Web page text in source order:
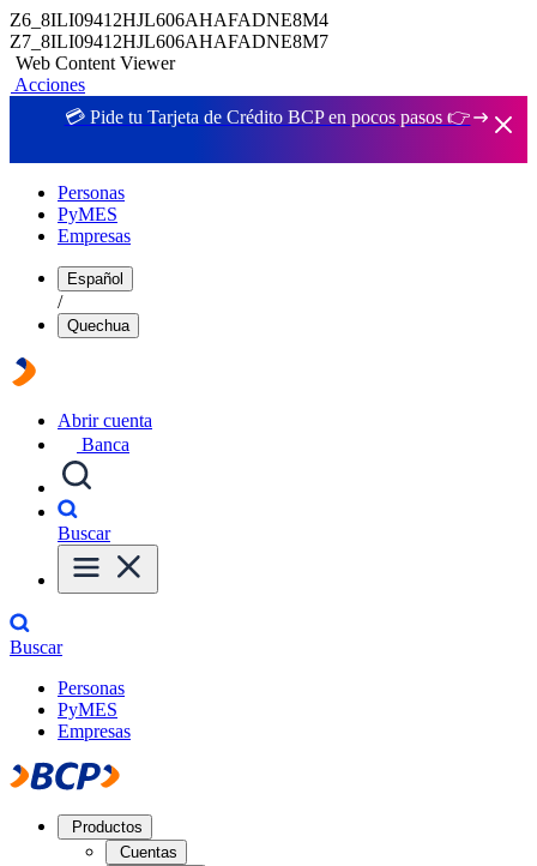
Z6_8ILI09412HJL606AHAFADNE8M4
Z7_8ILI09412HJL606AHAFADNE8M7
Web Content Viewer
Acciones
💳 Pide tu Tarjeta de Crédito BCP en pocos pasos 👉
Personas
PyMES
Empresas
Español
/
Quechua
Abrir cuenta
Banca
Buscar
Buscar
Personas
PyMES
Empresas
Productos
Cuentas